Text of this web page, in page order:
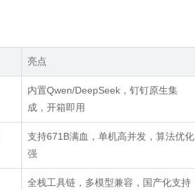
亮点
内置Qwen/DeepSeek，钉钉原生集
成，开箱即用
支持671B满血，单机高并发，算法优化
强
全栈工具链，多模型兼容，国产化支持